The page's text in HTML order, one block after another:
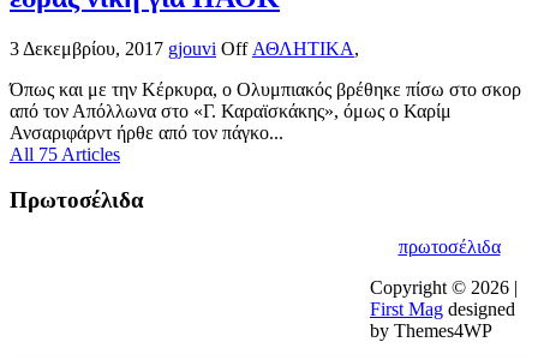
3 Δεκεμβρίου, 2017 gjouvi Off ΑΘΛΗΤΙΚΑ,
Όπως και με την Κέρκυρα, ο Ολυμπιακός βρέθηκε πίσω στο σκορ
από τον Απόλλωνα στο «Γ. Καραϊσκάκης», όμως ο Καρίμ
Ανσαριφάρντ ήρθε από τον πάγκο...
All 75 Articles
Πρωτοσέλιδα
πρωτοσέλιδα
Copyright © 2026 |
First Mag designed
by Themes4WP